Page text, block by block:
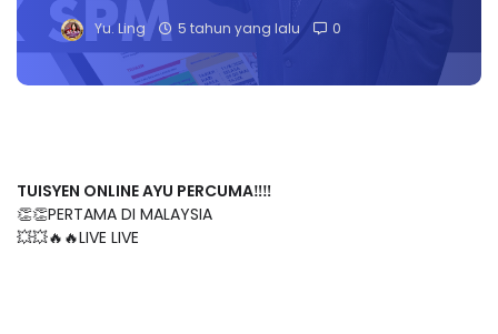
Yu. Ling 5 tahun yang lalu 0
TUISYEN ONLINE AYU PERCUMA‼️‼️
👏👏PERTAMA DI MALAYSIA
💥💥🔥🔥LIVE LIVE